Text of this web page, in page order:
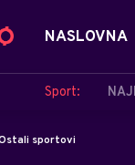
NASLOVNA
Sport:
sportovi